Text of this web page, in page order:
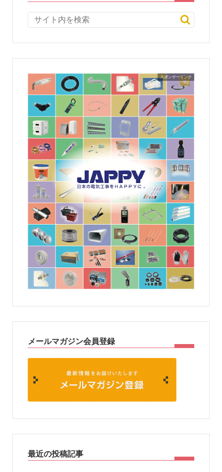
メールマガジン会員登録
最近の投稿記事